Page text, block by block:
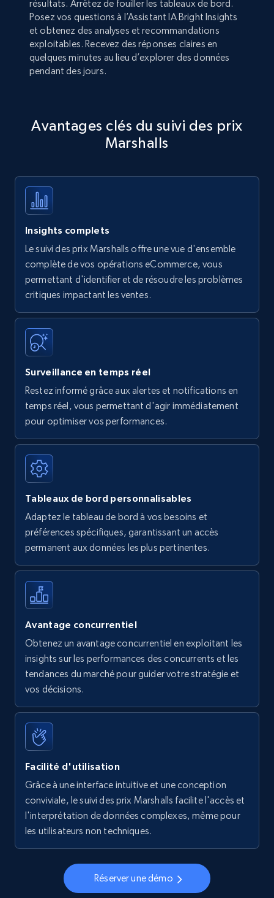
résultats. Arrêtez de fouiller les tableaux de bord.
Posez vos questions à l’Assistant IA Bright Insights
et obtenez des analyses et recommandations
exploitables. Recevez des réponses claires en
quelques minutes au lieu d’explorer des données
pendant des jours.
Avantages clés du suivi des prix
Marshalls
Insights complets
Le suivi des prix Marshalls offre une vue d'ensemble
complète de vos opérations eCommerce, vous
permettant d'identifier et de résoudre les problèmes
critiques impactant les ventes.
Surveillance en temps réel
Restez informé grâce aux alertes et notifications en
temps réel, vous permettant d'agir immédiatement
pour optimiser vos performances.
Tableaux de bord personnalisables
Adaptez le tableau de bord à vos besoins et
préférences spécifiques, garantissant un accès
permanent aux données les plus pertinentes.
Avantage concurrentiel
Obtenez un avantage concurrentiel en exploitant les
insights sur les performances des concurrents et les
tendances du marché pour guider votre stratégie et
vos décisions.
Facilité d'utilisation
Grâce à une interface intuitive et une conception
conviviale, le suivi des prix Marshalls facilite l'accès et
l'interprétation de données complexes, même pour
les utilisateurs non techniques.
Réserver une démo